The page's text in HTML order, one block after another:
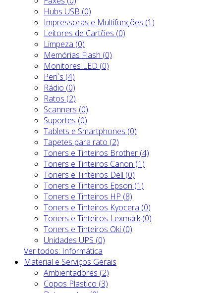
Hubs USB (0)
Impressoras e Multifunções (1)
Leitores de Cartões (0)
Limpeza (0)
Memórias Flash (0)
Monitores LED (0)
Pen`s (4)
Rádio (0)
Ratos (2)
Scanners (0)
Suportes (0)
Tablets e Smartphones (0)
Tapetes para rato (2)
Toners e Tinteiros Brother (4)
Toners e Tinteiros Canon (1)
Toners e Tinteiros Dell (0)
Toners e Tinteiros Epson (1)
Toners e Tinteiros HP (8)
Toners e Tinteiros Kyocera (0)
Toners e Tinteiros Lexmark (0)
Toners e Tinteiros Oki (0)
Unidades UPS (0)
Ver todos: Informática
Material e Serviços Gerais
Ambientadores (2)
Copos Plastico (3)